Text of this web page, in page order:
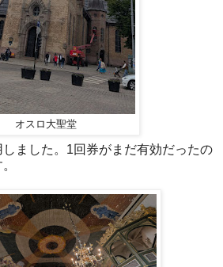
オスロ大聖堂
ました。1回券がまだ有効だったの